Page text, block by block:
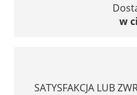
w
SATYSFAKCJA LUB